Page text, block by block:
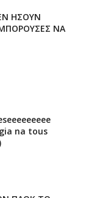
ΗΣΟΥΝ
ΝΑ
na tous